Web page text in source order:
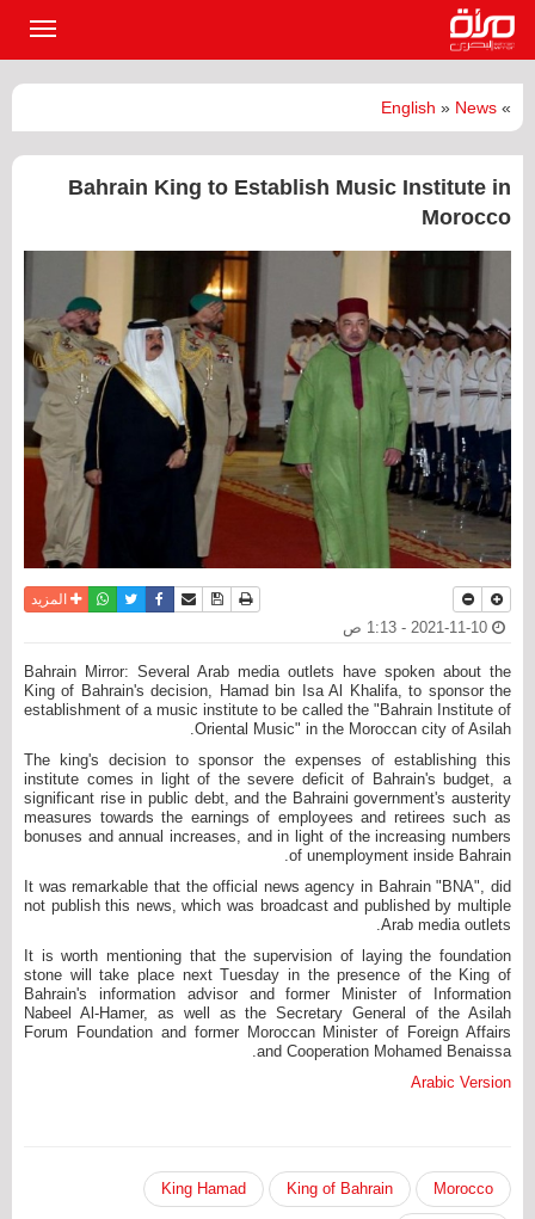
»
English » News
Bahrain King to Establish Music Institute in
Morocco
نسخة للطباعة
حفظ الموضوع
أرسل الى صديق
فيسبوكتويترواتسابالمزيد
Bahrain Mirror: Several Arab media outlets have spoken about the
King of Bahrain's decision, Hamad bin Isa Al Khalifa, to sponsor the
establishment of a music institute to be called the "Bahrain Institute of
Oriental Music" in the Moroccan city of Asilah.
The king's decision to sponsor the expenses of establishing this
institute comes in light of the severe deficit of Bahrain's budget, a
significant rise in public debt, and the Bahraini government's austerity
measures towards the earnings of employees and retirees such as
bonuses and annual increases, and in light of the increasing numbers
of unemployment inside Bahrain.
It was remarkable that the official news agency in Bahrain "BNA", did
not publish this news, which was broadcast and published by multiple
Arab media outlets.
It is worth mentioning that the supervision of laying the foundation
stone will take place next Tuesday in the presence of the King of
Bahrain's information advisor and former Minister of Information
Nabeel Al-Hamer, as well as the Secretary General of the Asilah
Forum Foundation and former Moroccan Minister of Foreign Affairs
and Cooperation Mohamed Benaissa.
Arabic Version
Morocco
King of Bahrain
King Hamad